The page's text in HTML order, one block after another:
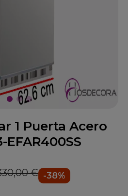
1 Puerta Acero
€ -38%